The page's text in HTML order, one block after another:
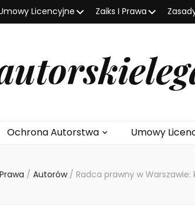
Licencyjne Zaiks I Prawa
Ochrona Autorstwa Umowy
/ Autorów / Radca prawny w